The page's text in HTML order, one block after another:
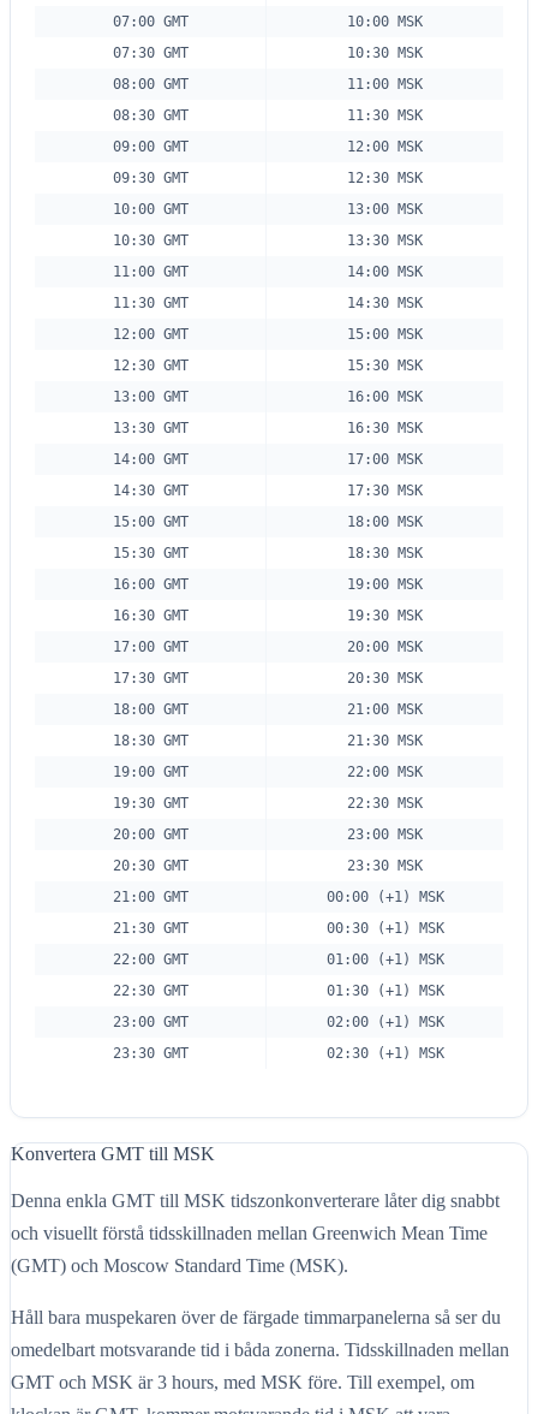
07:00 GMT
10:00 MSK
07:30 GMT
10:30 MSK
08:00 GMT
11:00 MSK
08:30 GMT
11:30 MSK
09:00 GMT
12:00 MSK
09:30 GMT
12:30 MSK
10:00 GMT
13:00 MSK
10:30 GMT
13:30 MSK
11:00 GMT
14:00 MSK
11:30 GMT
14:30 MSK
12:00 GMT
15:00 MSK
12:30 GMT
15:30 MSK
13:00 GMT
16:00 MSK
13:30 GMT
16:30 MSK
14:00 GMT
17:00 MSK
14:30 GMT
17:30 MSK
15:00 GMT
18:00 MSK
15:30 GMT
18:30 MSK
16:00 GMT
19:00 MSK
16:30 GMT
19:30 MSK
17:00 GMT
20:00 MSK
17:30 GMT
20:30 MSK
18:00 GMT
21:00 MSK
18:30 GMT
21:30 MSK
19:00 GMT
22:00 MSK
19:30 GMT
22:30 MSK
20:00 GMT
23:00 MSK
20:30 GMT
23:30 MSK
21:00 GMT
00:00 (+1) MSK
21:30 GMT
00:30 (+1) MSK
22:00 GMT
01:00 (+1) MSK
22:30 GMT
01:30 (+1) MSK
23:00 GMT
02:00 (+1) MSK
23:30 GMT
02:30 (+1) MSK
Konvertera GMT till MSK
Denna enkla GMT till MSK tidszonkonverterare låter dig snabbt
och visuellt förstå tidsskillnaden mellan Greenwich Mean Time
(GMT) och Moscow Standard Time (MSK).
Håll bara muspekaren över de färgade timmarpanelerna så ser du
omedelbart motsvarande tid i båda zonerna. Tidsskillnaden mellan
GMT och MSK är 3 hours, med MSK före. Till exempel, om